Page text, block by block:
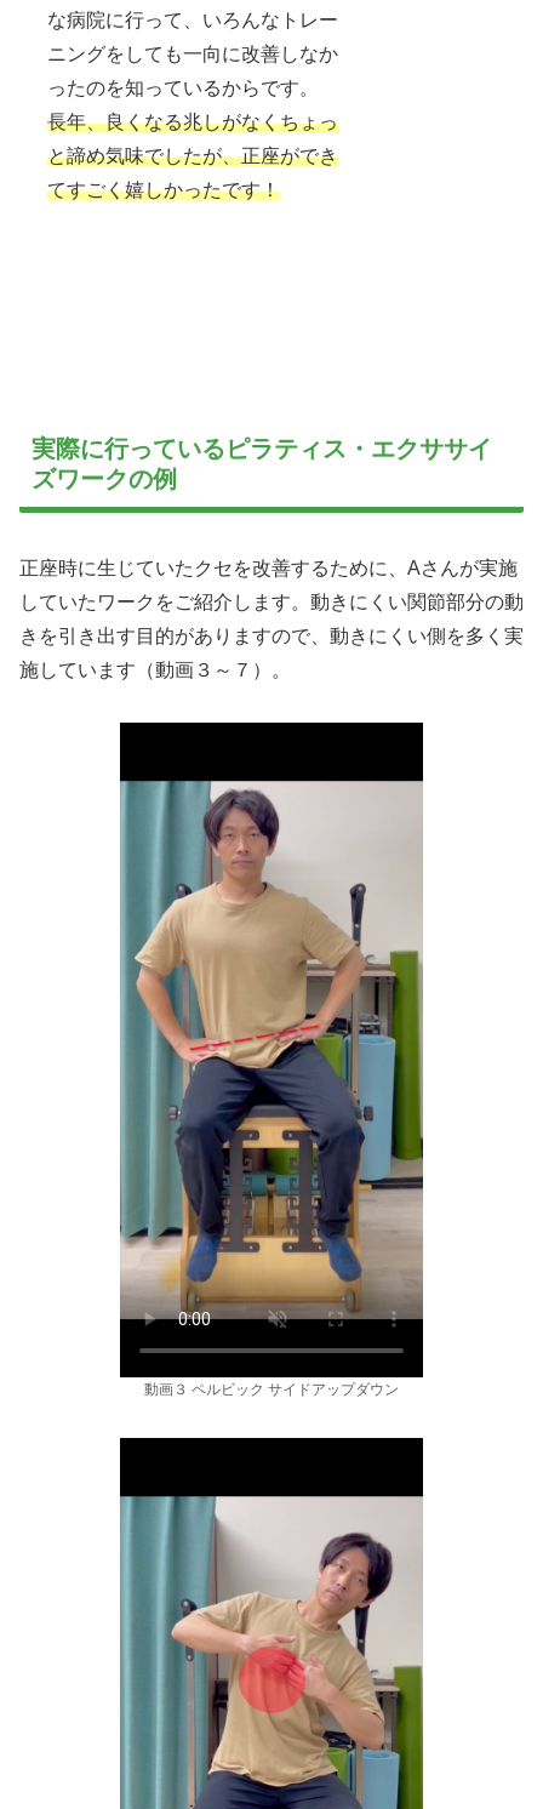
な病院に行って、いろんなトレー
ニングをしても一向に改善しなか
ったのを知っているからです。
長年、良くなる兆しがなくちょっ
と諦め気味でしたが、正座ができ
てすごく嬉しかったです！
実際に行っているピラティス・エクササイ
ズワークの例
正座時に生じていたクセを改善するために、Aさんが実施
していたワークをご紹介します。動きにくい関節部分の動
きを引き出す目的がありますので、動きにくい側を多く実
施しています（動画３～７）。
動画３ ペルビック サイドアップダウン